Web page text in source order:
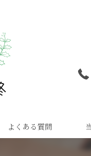
よくある質問